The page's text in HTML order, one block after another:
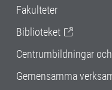
Fakulteter
Biblioteket
Centrumbildningar
Gemensamma